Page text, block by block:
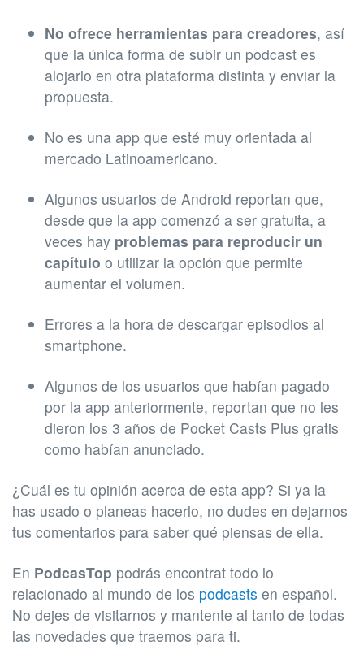
No ofrece herramientas para creadores, así
que la única forma de subir un podcast es
alojarlo en otra plataforma distinta y enviar la
propuesta.
No es una app que esté muy orientada al
mercado Latinoamericano.
Algunos usuarios de Android reportan que,
desde que la app comenzó a ser gratuita, a
veces hay problemas para reproducir un
capítulo o utilizar la opción que permite
aumentar el volumen.
Errores a la hora de descargar episodios al
smartphone.
Algunos de los usuarios que habían pagado
por la app anteriormente, reportan que no les
dieron los 3 años de Pocket Casts Plus gratis
como habían anunciado.
¿Cuál es tu opinión acerca de esta app? Si ya la
has usado o planeas hacerlo, no dudes en dejarnos
tus comentarios para saber qué piensas de ella.
En PodcasTop podrás encontrat todo lo
relacionado al mundo de los podcasts en español.
No dejes de visitarnos y mantente al tanto de todas
las novedades que traemos para ti.